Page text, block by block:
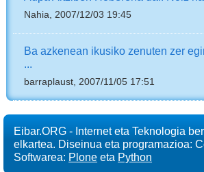
Nahia, 2007/12/03 19:45
Ba azkenean ikusiko zenuten zer
...
barraplaust, 2007/11/05 17:51
Eibar.ORG - Internet eta Teknologia
elkartea. Diseinua eta programazioa:
Softwarea: Plone eta Python